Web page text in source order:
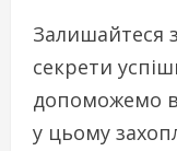
Залишайтеся
секрети
допоможемо
у цьому